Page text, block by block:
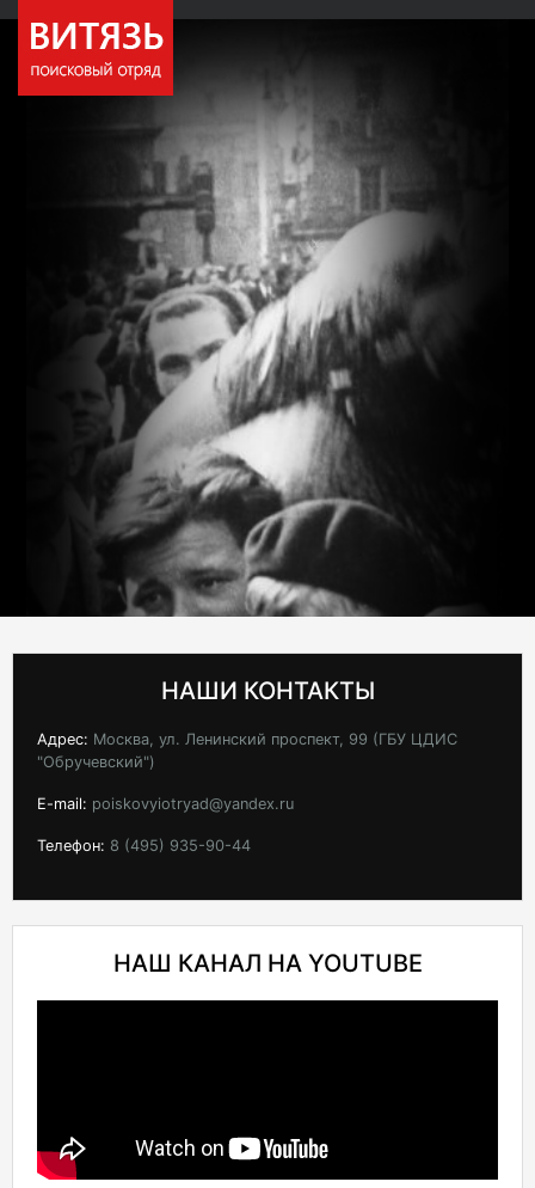
НАШИ КОНТАКТЫ
Адрес: Москва, ул. Ленинский проспект, 99 (ГБУ ЦДИС
"Обручевский")
E-mail: poiskovyiotryad@yandex.ru
Телефон: 8 (495) 935-90-44
НАШ КАНАЛ НА YOUTUBE